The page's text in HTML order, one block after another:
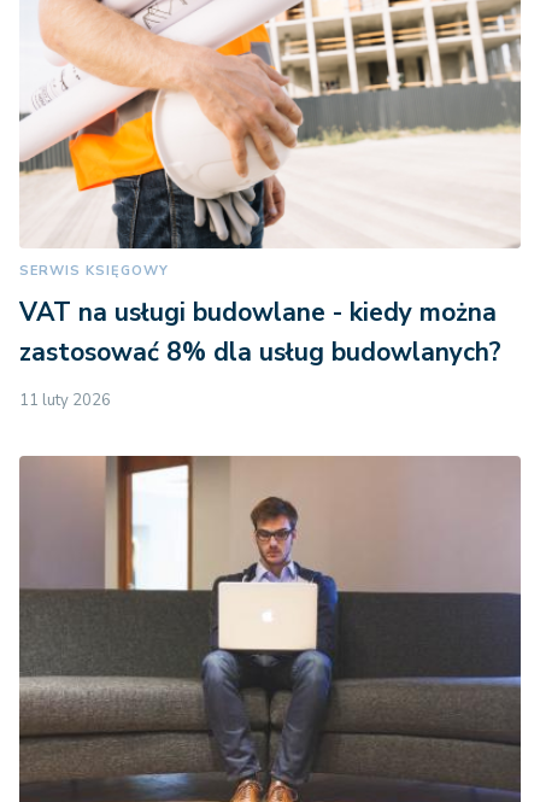
SERWIS KSIĘGOWY
VAT na usługi budowlane - kiedy można
zastosować 8% dla usług budowlanych?
11 luty 2026